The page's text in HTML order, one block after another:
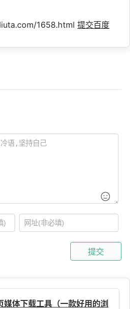
1658.html 提交百度
提交
体下载工具（一款好用的浏